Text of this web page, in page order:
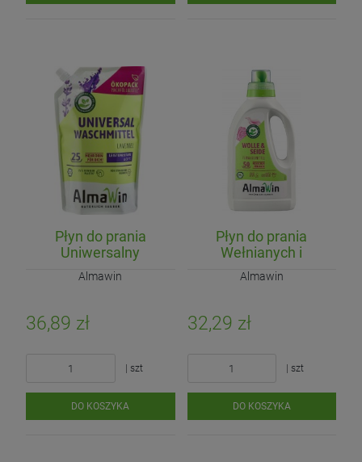
Płyn do prania
Uniwersalny
Lawendowy ECO 1,5L
(23 prania)
Almawin
36,89 zł
| szt
DO KOSZYKA
Płyn do prania
Wełnianych i
Jedwabnych ubrań
(koncentrat) ECO
Almawin
32,29 zł
| szt
DO KOSZYKA